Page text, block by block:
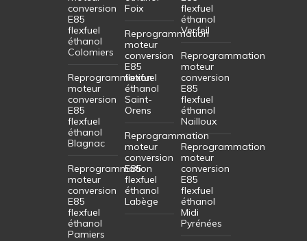
conversion
E85
flexfuel
éthanol
Colomiers
Reprogrammation
moteur
conversion
E85
flexfuel
éthanol
Blagnac
Reprogrammation
moteur
conversion
E85
flexfuel
éthanol
Pamiers
Foix
Reprogrammation
moteur
conversion
E85
flexfuel
éthanol
Saint-
Orens
Reprogrammation
moteur
conversion
E85
flexfuel
éthanol
Labège
flexfuel
éthanol
Verfeil
Reprogrammation
moteur
conversion
E85
flexfuel
éthanol
Nailloux
Reprogrammation
moteur
conversion
E85
flexfuel
éthanol
Midi
Pyrénées